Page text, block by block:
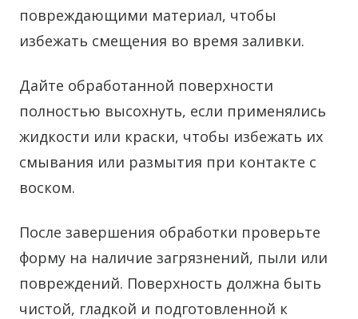
повреждающими материал, чтобы
избежать смещения во время заливки.
Дайте обработанной поверхности
полностью высохнуть, если применялись
жидкости или краски, чтобы избежать их
смывания или размытия при контакте с
воском.
После завершения обработки проверьте
форму на наличие загрязнений, пыли или
повреждений. Поверхность должна быть
чистой, гладкой и подготовленной к